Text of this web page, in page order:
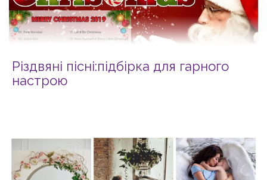
Різдвяні пісні:підбірка для гарного
настрою